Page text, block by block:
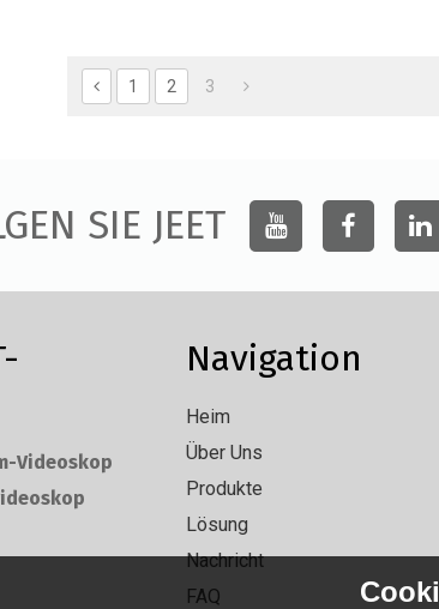
1 2 3
SIE JEET
Videoskop
Navigation
Heim
Über Uns
Produkte
Lösung
Nachricht
FAQ